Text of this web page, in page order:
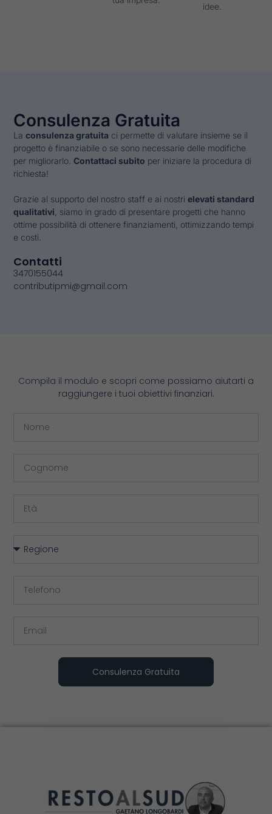
idee.
Consulenza Gratuita
Laconsulenza gratuita ci permette di valutare insieme se il
progetto è finanziabile o se sono necessarie delle modifiche
per migliorarlo.Contattaci subito per iniziare la procedura di
richiesta!
Grazie al supporto del nostro staff e ai nostrielevati standard
qualitativi, siamo in grado di presentare progetti che hanno
ottime possibilità di ottenere finanziamenti, ottimizzando tempi
e costi.
Contatti
3470155044
contributipmi@gmail.com
Compila il modulo e scopri come possiamo aiutarti a
raggiungere i tuoi obiettivi finanziari.
Consulenza Gratuita